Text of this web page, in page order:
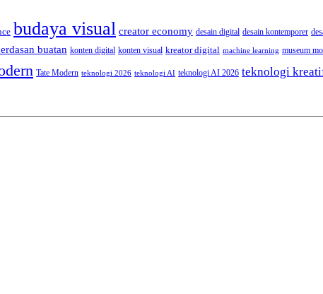
budaya visual creator economy desain digital desain kontemporer
buatan konten digital konten visual kreator digital machine learning museum
Tate Modern teknologi 2026 teknologi AI teknologi AI 2026 teknologi